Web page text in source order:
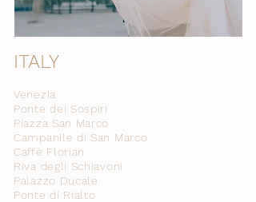
ITALY
Venezia
Ponte dei Sospiri
Piazza San Marco
Campanile di San Marco
Caffè Florian
Riva degli Schiavoni
Palazzo Ducale
Ponte di Rialto